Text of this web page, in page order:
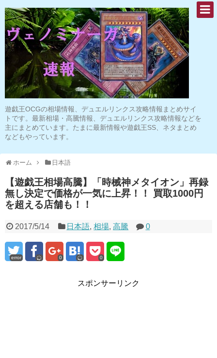
遊戯王OCGの相場情報、デュエルリンクス攻略情報まとめサイ
トです。最新相場・高騰情報、デュエルリンクス攻略情報などを
主にまとめています。たまに最新情報や遊戯王SS、ネタまとめ
などもやっています。
ホーム 日本語
【遊戯王相場高騰】「時械神メタイオン」再録
無し決定で価格が一気に上昇！！ 買取1000円
を超える店舗も！！
2017/5/14 日本語,相場,高騰 0
error 0 0
スポンサーリンク